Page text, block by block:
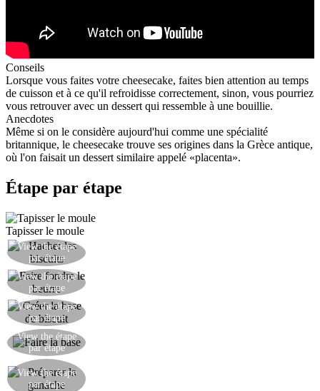
Conseils
Lorsque vous faites votre cheesecake, faites bien attention au temps
de cuisson et à ce qu'il refroidisse correctement, sinon, vous pourriez
vous retrouver avec un dessert qui ressemble à une bouillie.
Anecdotes
Même si on le considère aujourd'hui comme une spécialité
britannique, le cheesecake trouve ses origines dans la Grèce antique,
où l'on faisait un dessert similaire appelé «placenta».
Étape par étape
Tapisser le moule
View the étape
par étape
View the étape
par étape
View the étape
par étape
View the étape
par étape
View the étape
par étape